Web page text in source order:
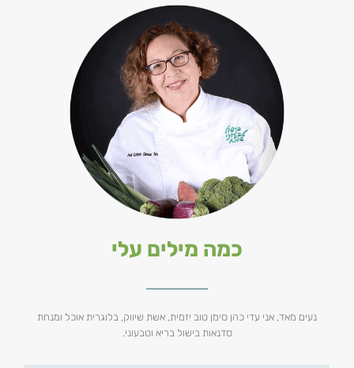
כמה מילים עלי
נעים מאד, אני עדי כהן סימן טוב יזמית, אשת שיווק, בלוגרית אוכל ומנחת
סדנאות בישול בריא וטבעוני.